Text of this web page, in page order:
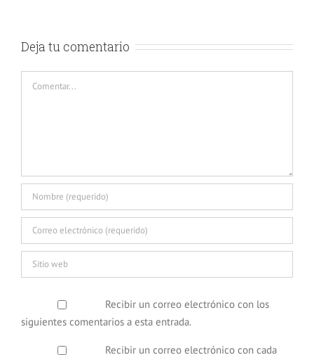
Deja tu comentario
Recibir un correo electrónico con los
siguientes comentarios a esta entrada.
Recibir un correo electrónico con cada